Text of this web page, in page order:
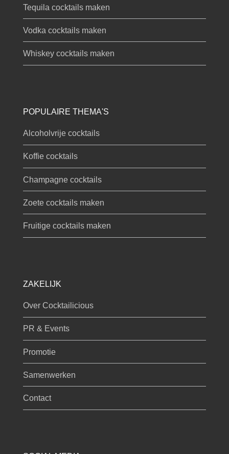
Tequila cocktails maken
Vodka cocktails maken
Whiskey cocktails maken
POPULAIRE THEMA'S
Alcoholvrije cocktails
Koffie cocktails
Champagne cocktails
Zoete cocktails maken
Fruitige cocktails maken
ZAKELIJK
Over Cocktailicious
PR & Events
Promotie
Samenwerken
Contact